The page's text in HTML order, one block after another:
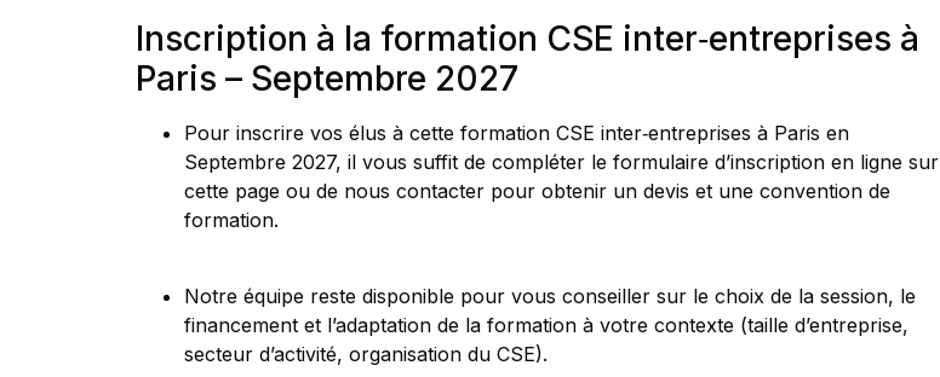
Inscription à la formation CSE inter‑entreprises à
Paris – Septembre 2027
Pour inscrire vos élus à cette formation CSE inter‑entreprises à Paris en
Septembre 2027, il vous suffit de compléter le formulaire d’inscription en ligne sur
cette page ou de nous contacter pour obtenir un devis et une convention de
formation.
Notre équipe reste disponible pour vous conseiller sur le choix de la session, le
financement et l’adaptation de la formation à votre contexte (taille d’entreprise,
secteur d’activité, organisation du CSE).